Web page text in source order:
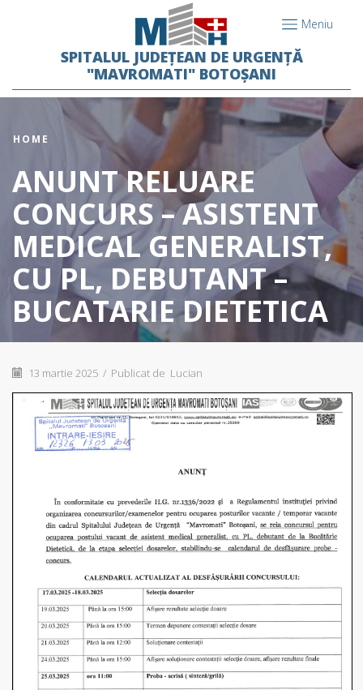
Meniu
SPITALUL JUDEȚEAN DE URGENȚĂ
"MAVROMATI" BOTOȘANI
HOME
ANUNT RELUARE
CONCURS – ASISTENT
MEDICAL GENERALIST,
CU PL, DEBUTANT –
BUCATARIE DIETETICA
13 martie 2025 / Publicat de Lucian